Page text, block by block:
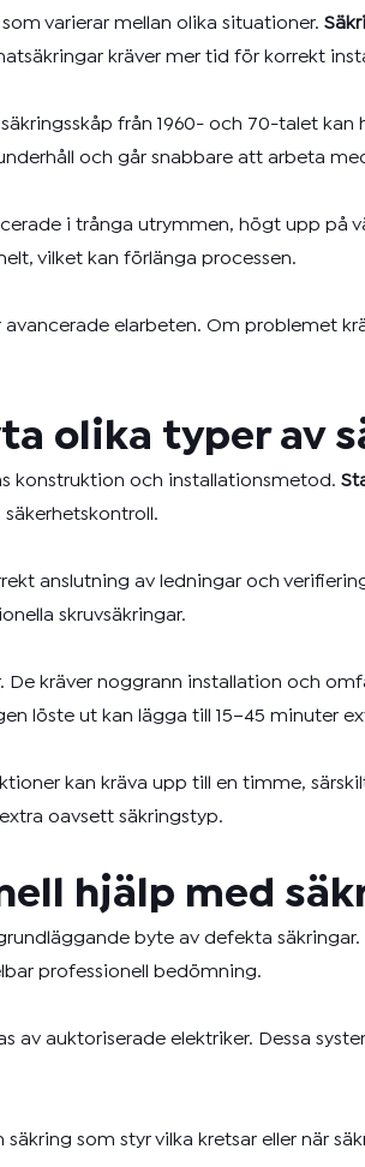
varierar mellan olika situationer.
kräver mer tid för korrekt
från 1960- och 70-talet
och går snabbare att arbeta
i trånga utrymmen, högt upp
vilket kan förlänga processen.
elarbeten. Om problemet
olika typer av
konstruktion och installationsmetod.
anslutning av ledningar och
skruvsäkringar.
De kräver noggrann installation och
löste ut kan lägga till 15–45 minuter
kan kräva upp till en timme,
oavsett säkringstyp.
hjälp med
byte av defekta säkringar.
professionell bedömning.
auktoriserade elektriker. Dessa
som styr vilka kretsar eller när